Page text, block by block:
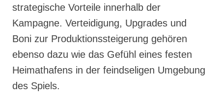
strategische Vorteile innerhalb der
Kampagne. Verteidigung, Upgrades und
Boni zur Produktionssteigerung gehören
ebenso dazu wie das Gefühl eines festen
Heimathafens in der feindseligen Umgebung
des Spiels.